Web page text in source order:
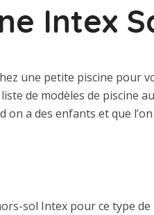
Intex
une petite piscine pour
de modèles de piscine
on a des enfants et que
sol Intex pour ce type